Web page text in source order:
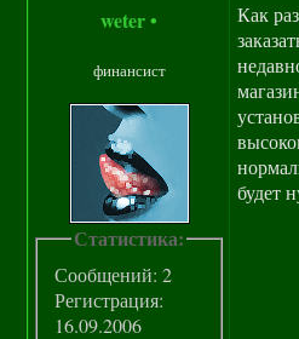
weter•
финансист
Статистика:
Сообщений: 2
Регистрация:
16.09.2006
Как
будет